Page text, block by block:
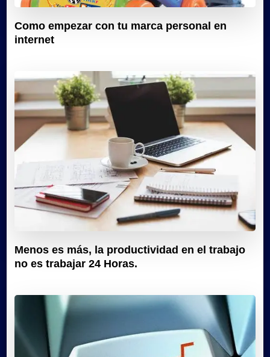
Como empezar con tu marca personal en
internet
Menos es más, la productividad en el trabajo
no es trabajar 24 Horas.